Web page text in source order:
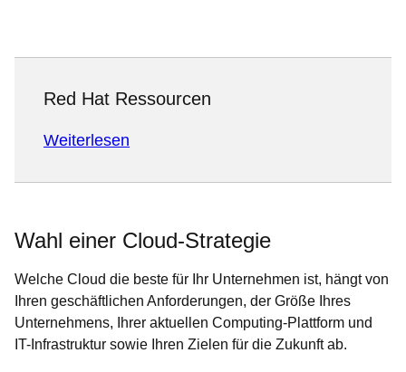
Red Hat Ressourcen
Weiterlesen
Wahl einer Cloud-Strategie
Welche Cloud die beste für Ihr Unternehmen ist, hängt von
Ihren geschäftlichen Anforderungen, der Größe Ihres
Unternehmens, Ihrer aktuellen Computing-Plattform und
IT-Infrastruktur sowie Ihren Zielen für die Zukunft ab.